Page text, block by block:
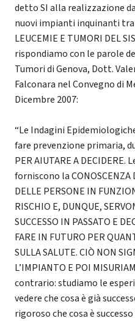
detto SI alla realizzazione
nuovi impianti inquinanti
LEUCEMIE E TUMORI DEL
rispondiamo con le parole
Tumori di Genova, Dott.
Falconara nel Convegno di
Dicembre 2007:
“Le Indagini
fare prevenzione primaria,
PER AIUTARE A
forniscono la CONOSCENZA
DELLE PERSONE IN
RISCHIO E, DUNQUE,
SUCCESSO IN PASSATO E
FARE IN FUTURO PER
SULLA SALUTE. CIÒ NON
L’IMPIANTO E POI
contrario: studiamo le
vedere che cosa è già
rigoroso che cosa è